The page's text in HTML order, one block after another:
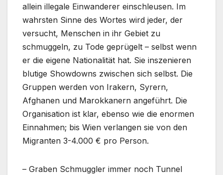
allein illegale Einwanderer einschleusen. Im
wahrsten Sinne des Wortes wird jeder, der
versucht, Menschen in ihr Gebiet zu
schmuggeln, zu Tode geprügelt – selbst wenn
er die eigene Nationalität hat. Sie inszenieren
blutige Showdowns zwischen sich selbst. Die
Gruppen werden von Irakern, Syrern,
Afghanen und Marokkanern angeführt. Die
Organisation ist klar, ebenso wie die enormen
Einnahmen; bis Wien verlangen sie von den
Migranten 3-4.000 € pro Person.
– Graben Schmuggler immer noch Tunnel